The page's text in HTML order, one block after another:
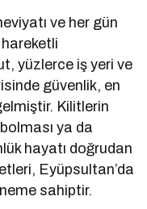
ve her gün
yüzlerce iş yeri ve
güvenlik, en
Kilitlerin
ya da
hayatı doğrudan
Eyüpsultan’da
sahiptir.